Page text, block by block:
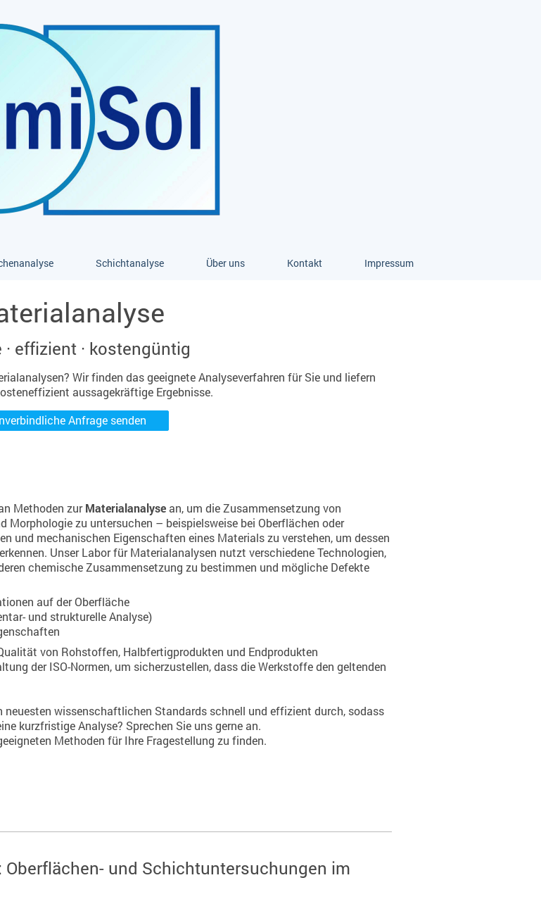
Schichtanalyse Über uns Kontakt Impressum
· effizient · kostengüntig
Wir finden das geeignete Analyseverfahren für Sie und liefern
aussagekräftige Ergebnisse.
Anfrage senden
Methoden zur Materialanalyse an, um die Zusammensetzung von
Morphologie zu untersuchen – beispielsweise bei Oberflächen oder
und mechanischen Eigenschaften eines Materials zu verstehen, um dessen
Unser Labor für Materialanalysen nutzt verschiedene Technologien,
chemische Zusammensetzung zu bestimmen und mögliche Defekte
auf der Oberfläche
und strukturelle Analyse)
von Rohstoffen, Halbfertigprodukten und Endprodukten
der ISO-Normen, um sicherzustellen, dass die Werkstoffe den geltenden
wissenschaftlichen Standards schnell und effizient durch, sodass
kurzfristige Analyse? Sprechen Sie uns gerne an.
Methoden für Ihre Fragestellung zu finden.
und Schichtuntersuchungen im